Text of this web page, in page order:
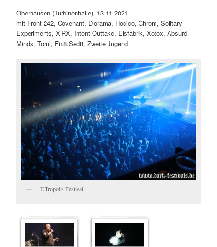
Oberhausen (Turbinenhalle), 13.11.2021
mit Front 242, Covenant, Diorama, Hocico, Chrom, Solitary
Experiments, X-RX, Intent Outtake, Eisfabrik, Xotox, Absurd
Minds, Torul, Fix8:Sed8, Zweite Jugend
E-Tropolis Festival